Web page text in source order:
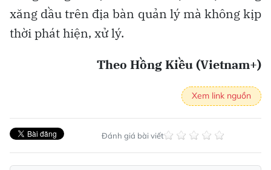
xăng dầu trên địa bàn quản lý mà không kịp
thời phát hiện, xử lý.
Theo Hồng Kiều (Vietnam+)
Xem link nguồn
Đánh giá bài viết